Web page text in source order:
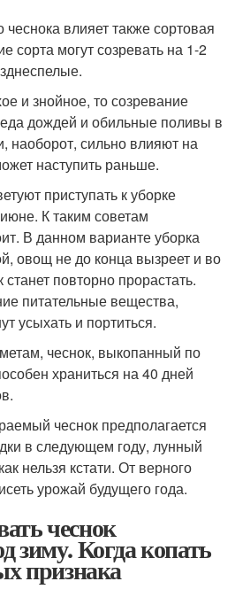
влияет также сортовая
сорта могут созревать на 1-2
и знойное, то созревание
дождей и обильные поливы в
наоборот, сильно влияют на
наступить раньше.
приступать к уборке
К таким советам
В данном варианте уборка
овощ не до конца вызреет и во
повторно прорастать.
питательные вещества,
усыхать и портиться.
чеснок, выкопанный по
храниться на 40 дней
чеснок предполагается
в следующем году, лунный
нельзя кстати. От верного
урожай будущего года.
чеснок
зиму. Когда копать
признака